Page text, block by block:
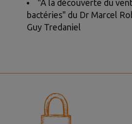
"À la découverte du
bactéries" du Dr Marcel
Guy Tredaniel